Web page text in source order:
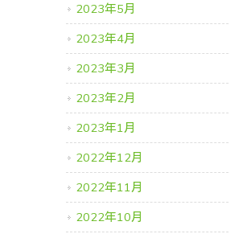
2023年5月
2023年4月
2023年3月
2023年2月
2023年1月
2022年12月
2022年11月
2022年10月